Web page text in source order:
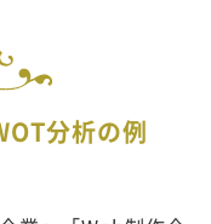
分析の例